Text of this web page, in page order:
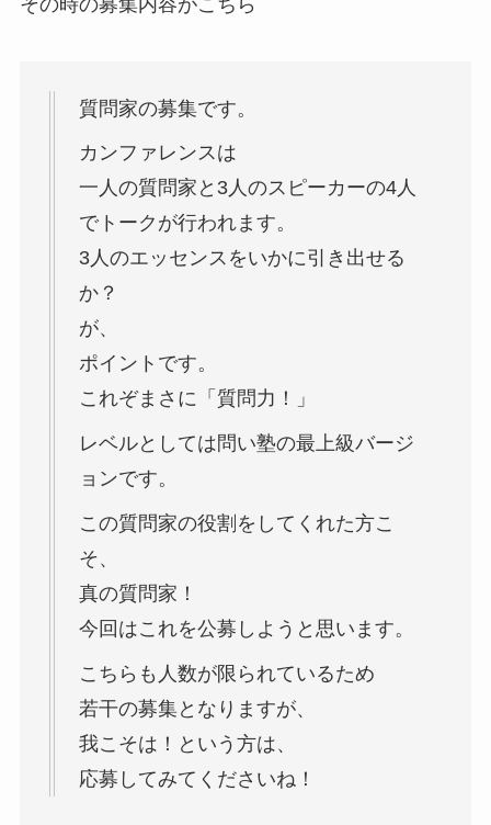
質問家の募集です。
カンファレンスは
一人の質問家と3人のスピーカーの4人
でトークが行われます。
3人のエッセンスをいかに引き出せる
か？
が、
ポイントです。
これぞまさに「質問力！」
レベルとしては問い塾の最上級バージ
ョンです。
この質問家の役割をしてくれた方こ
そ、
真の質問家！
今回はこれを公募しようと思います。
こちらも人数が限られているため
若干の募集となりますが、
我こそは！という方は、
応募してみてくださいね！